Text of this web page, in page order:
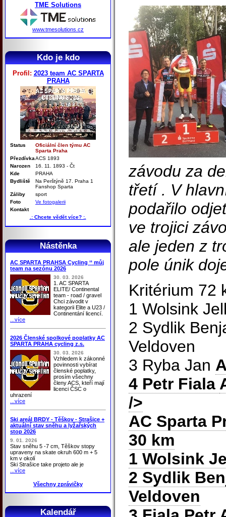
TME Solutions
www.tmesolutions.cz
Kdo je kdo
Profil: 2023 team AC SPARTA
PRAHA
Status
Oficiální člen týmu AC
Sparta Praha
PřezdívkaACS 1893
Narozen
16. 11. 1893 - Čt
Kde
PRAHA
Bydliště
Na Perštýně 17. Praha 1
Fanshop Sparta
Záliby
sport
Foto
Ve fotogalerii
Kontakt
.: Chcete vědět více? :.
Nástěnka
AC SPARTA PRAHSA Cycling ‘‘ můj
team na sezónu 2026
30. 03. 2026
1. AC SPARTA
ELITE/ Continental
team - road / gravel
Chci závodit v
kategorii Elite a U23 /
Continentání licencí.
...více
2026 Členské spolkové poplatky AC
SPARTA PRAHA cycling z.s.
30. 03. 2026
Vzhledem k zákonné
povinnosti vybírat
členské poplatky,
prosím všechny
členy ACS, kteří mají
licenci ČSC o
uhrazení
...více
Ski areál BRDY - Těškov - Strašice +
aktuální stav sněhu a lyžařských
stop 2026
9. 01. 2026
Stav sněhu 5 -7 cm, Těškov stopy
upraveny na skate okruh 600 m + 5
km v okolí
Ski Strašice take projeto ale je
...více
Všechny zprávičky
Kalendář
závodu za
třetí . V
podařilo
ve trojici
ale jeden z
pole únik
Kritérium 72
1 Wolsink
2 Sydlik
Veldoven
3 Ryba Jan
4 Petr Fiala
/>
AC Sparta
30 km
1 Wolsink
2 Sydlik
Veldoven